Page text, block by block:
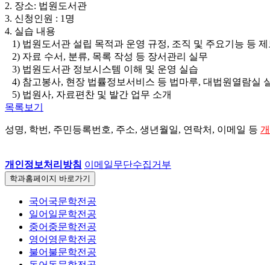
2. 장소: 법원도서관
3. 신청인원 : 1명
4. 실습 내용
1) 법원도서관 설립 목적과 운영 규정, 조직 및 주요기능 등
2) 자료 수서, 분류, 목록 작성 등 장서관리 실무
3) 법원도서관 정보시스템 이해 및 운영 실습
4) 참고봉사, 현장 법률정보서비스 등 법마루, 대법원열람실
5) 법원사, 자료편찬 및 발간 업무 소개
목록보기
성명, 학번, 주민등록번호, 주소, 생년월일, 연락처, 이메일 등
개인정보처리방침 이메일무단수집거부
학과홈페이지 바로가기
국어국문학전공
일어일문학전공
중어중문학전공
영어영문학전공
불어불문학전공